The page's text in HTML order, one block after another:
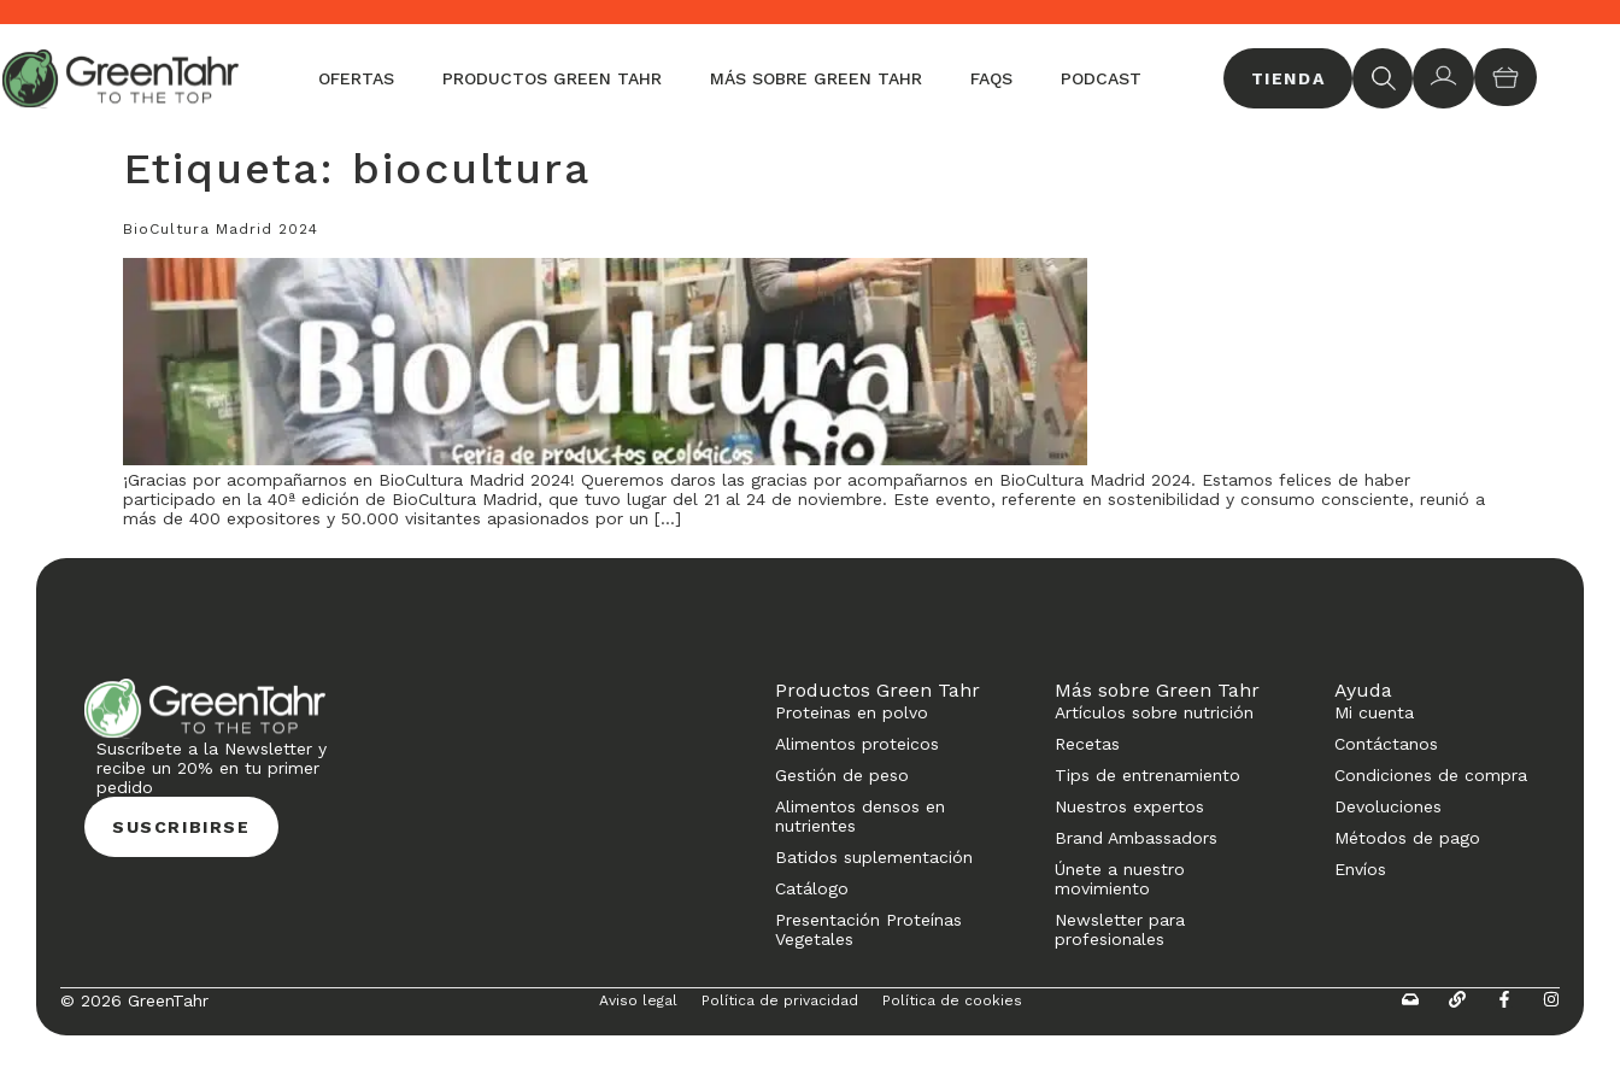
OFERTAS PRODUCTOS GREEN TAHR MÁS SOBRE GREEN TAHR FAQS PODCAST TIENDA
Etiqueta: biocultura
BioCultura Madrid 2024
¡Gracias por acompañarnos en BioCultura Madrid 2024! Queremos daros las gracias por acompañarnos en BioCultura Madrid 2024. Estamos felices de haber
participado en la 40ª edición de BioCultura Madrid, que tuvo lugar del 21 al 24 de noviembre. Este evento, referente en sostenibilidad y consumo consciente, reunió a
más de 400 expositores y 50.000 visitantes apasionados por un […]
Suscríbete a la Newsletter y
recibe un 20% en tu primer
pedido
SUSCRIBIRSE
Productos Green Tahr
Proteinas en polvo
Alimentos proteicos
Gestión de peso
Alimentos densos en
nutrientes
Batidos suplementación
Catálogo
Presentación Proteínas
Vegetales
Más sobre Green Tahr
Artículos sobre nutrición
Recetas
Tips de entrenamiento
Nuestros expertos
Brand Ambassadors
Únete a nuestro
movimiento
Newsletter para
profesionales
Ayuda
Mi cuenta
Contáctanos
Condiciones de compra
Devoluciones
Métodos de pago
Envíos
© 2026 GreenTahr Aviso legal Política de privacidad Política de cookies